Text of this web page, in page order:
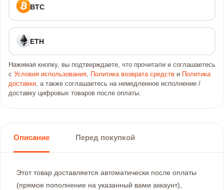
BTC
ETH
Нажимая кнопку, вы подтверждаете, что прочитали и соглашаетесь
с Условия использования, Политика возврата средств и
Политика
доставки, а также соглашаетесь на немедленное исполнение /
доставку цифровых товаров после оплаты.
Описание Перед покупкой
Этот товар доставляется автоматически после оплаты
(прямое пополнение на указанный вами аккаунт),